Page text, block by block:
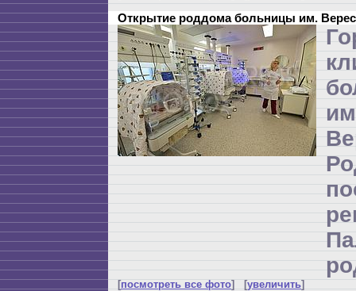
Открытие роддома больницы им.
[посмотреть все фото] [увеличить]